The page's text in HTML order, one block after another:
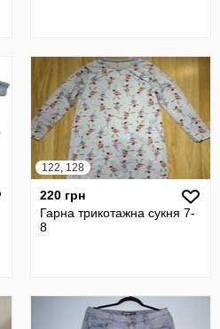
122, 128
220 грн
Гарна трикотажна сукня 7-
8